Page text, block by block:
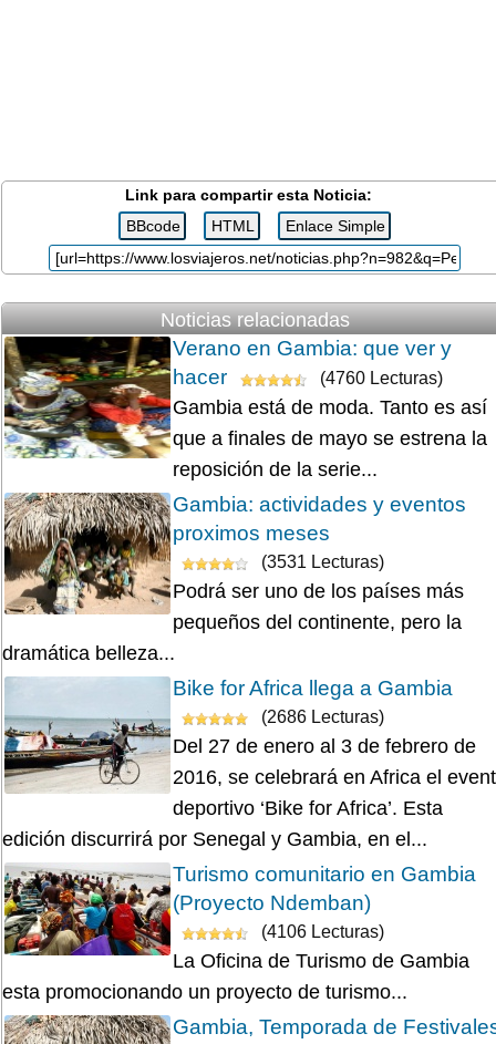
Link para compartir esta Noticia:
Noticias relacionadas
Verano en Gambia: que ver y
hacer
(4760 Lecturas)
Gambia está de moda. Tanto es así
que a finales de mayo se estrena la
reposición de la serie...
Gambia: actividades y eventos
proximos meses
(3531 Lecturas)
Podrá ser uno de los países más
pequeños del continente, pero la
dramática belleza...
Bike for Africa llega a Gambia
(2686 Lecturas)
Del 27 de enero al 3 de febrero de
2016, se celebrará en Africa el
deportivo ‘Bike for Africa’. Esta
edición discurrirá por Senegal y Gambia, en el...
Turismo comunitario en Gambia
(Proyecto Ndemban)
(4106 Lecturas)
La Oficina de Turismo de Gambia
esta promocionando un proyecto de turismo...
Gambia, Temporada de